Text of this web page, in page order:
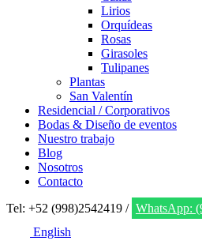
Lirios
Orquídeas
Rosas
Girasoles
Tulipanes
Plantas
San Valentín
Residencial / Corporativos
Bodas & Diseño de eventos
Nuestro trabajo
Blog
Nosotros
Contacto
Tel: +52 (998)2542419 / WhatsApp:
English